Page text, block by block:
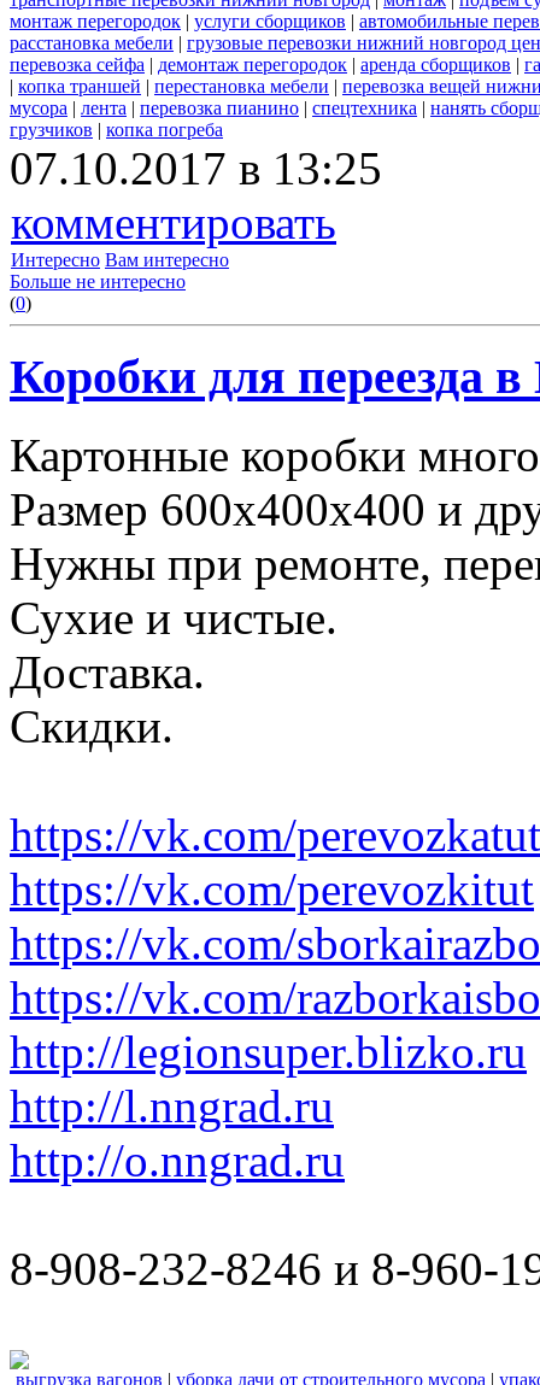
монтаж перегородок | услуги сборщиков | автомобильные
расстановка мебели | грузовые перевозки нижний новгород
перевозка сейфа | демонтаж перегородок | аренда сборщиков |
| копка траншей | перестановка мебели | перевозка вещей
мусора | лента | перевозка пианино | спецтехника | нанять
грузчиков | копка погреба
07.10.2017 в 13:25
комментировать
Интересно Вам интересно
Больше не интересно
(0)
Коробки для переезда
Картонные коробки
Размер 600х400х400 и
Нужны при ремонте,
Сухие и чистые.
Доставка.
Скидки.
https://vk.com/perevozkatut
https://vk.com/perevozkitut
https://vk.com/
https://vk.com/
http://legionsuper.blizko.ru
http://l.nngrad.ru
http://o.nngrad.ru
8-908-232-8246 и 8-960-
выгрузка вагонов | уборка дачи от строительного мусора |